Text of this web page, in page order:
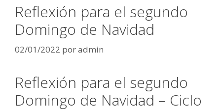
Reflexión para el segundo
Domingo de Navidad
02/01/2022 poradmin
Reflexión para el segundo
Domingo de Navidad – Ciclo